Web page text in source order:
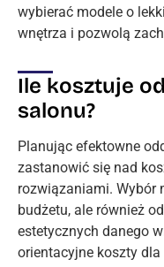
wybierać modele o
wnętrza i pozwolą
Ile kosztuje
salonu?
Planując efektowne
zastanowić się nad
rozwiązaniami. Wybór
budżetu, ale również
estetycznych danego
orientacyjne koszty